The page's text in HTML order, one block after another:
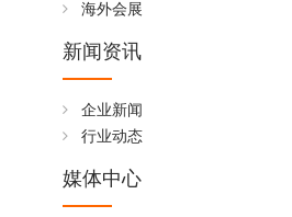
海外会展
新闻资讯
企业新闻
行业动态
媒体中心